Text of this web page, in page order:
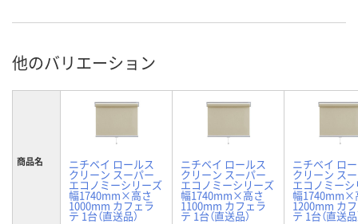
他のバリエーション
商品名 ニチベイ ロールス
クリーン スーパー
エコノミーシリーズ
幅1740mm×高さ
1000mm カフェラ
テ 1台（直送品）
ニチベイ ロールス
クリーン スーパー
エコノミーシリーズ
幅1740mm×高さ
1100mm カフェラ
テ 1台（直送品）
ニチベイ ロ
クリーン ス
エコノミー
幅1740mm×
1200mm カ
テ 1台（直送品